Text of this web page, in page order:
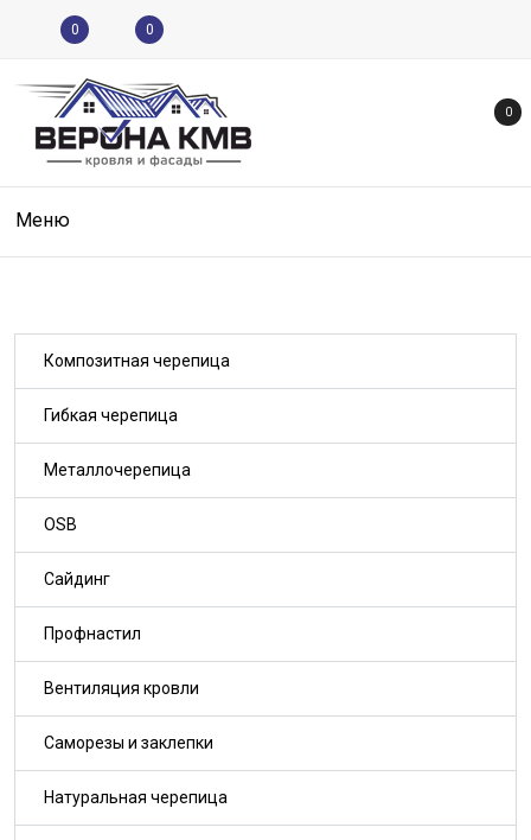
0 0
0
Меню
Композитная черепица
Гибкая черепица
Металлочерепица
OSB
Сайдинг
Профнастил
Вентиляция кровли
Саморезы и заклепки
Натуральная черепица